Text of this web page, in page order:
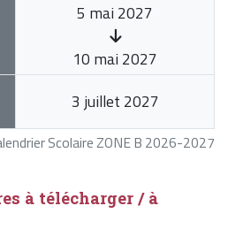
Scolaire ZONE B 2026-2027
5 mai 2027
10 mai 2027
3 juillet 2027
à télécharger / à